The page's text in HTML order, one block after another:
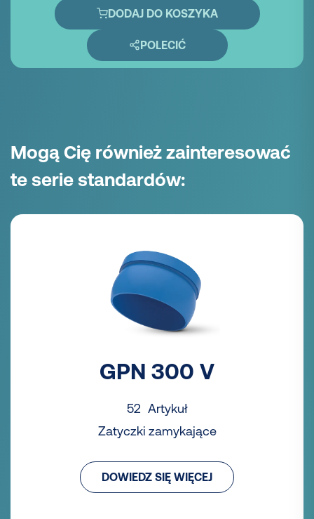
DODAJ DO KOSZYKA
POLECIĆ
Mogą Cię również zainteresować
te serie standardów:
GPN 300 V
52 Artykuł
Zatyczki zamykające
DOWIEDZ SIĘ WIĘCEJ